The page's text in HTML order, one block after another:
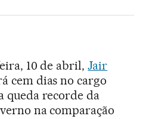
Sociales
10 de abril,Jair
cem dias no cargo
queda recorde da
na comparação